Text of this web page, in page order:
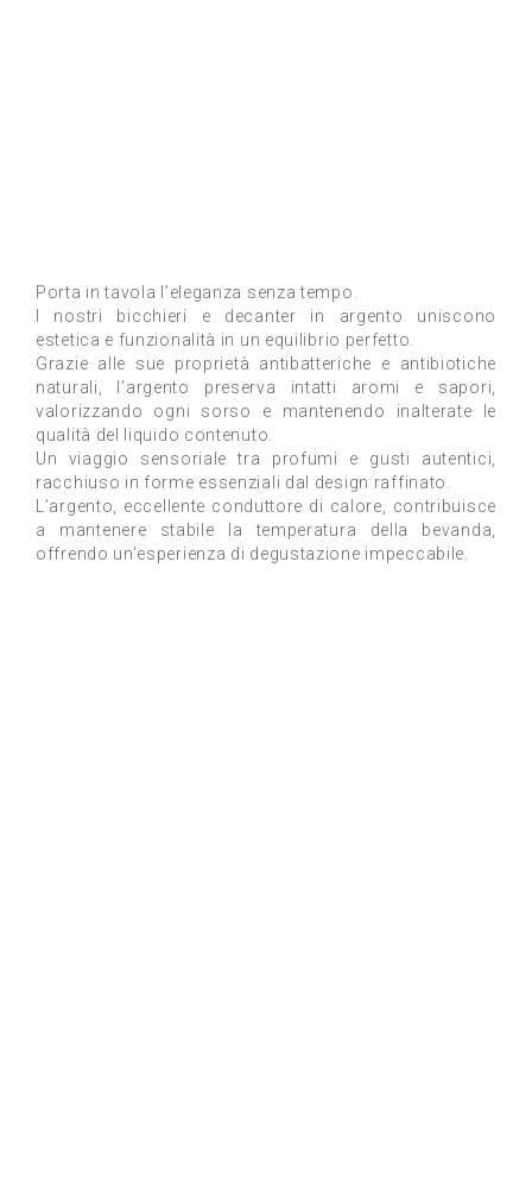
Porta in tavola l’eleganza senza tempo.
I nostri bicchieri e decanter in argento uniscono
estetica e funzionalità in un equilibrio perfetto.
Grazie alle sue proprietà antibatteriche e antibiotiche
naturali, l’argento preserva intatti aromi e sapori,
valorizzando ogni sorso e mantenendo inalterate le
qualità del liquido contenuto.
Un viaggio sensoriale tra profumi e gusti autentici,
racchiuso in forme essenziali dal design raffinato.
L’argento, eccellente conduttore di calore, contribuisce
a mantenere stabile la temperatura della bevanda,
offrendo un’esperienza di degustazione impeccabile.